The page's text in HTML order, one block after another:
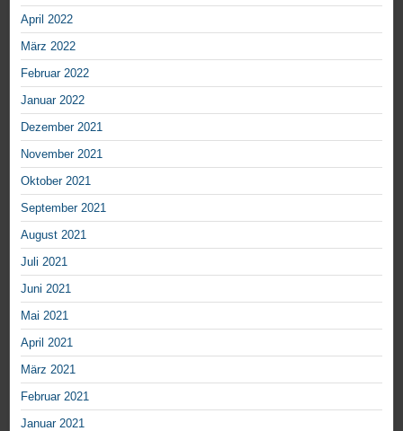
April 2022
März 2022
Februar 2022
Januar 2022
Dezember 2021
November 2021
Oktober 2021
September 2021
August 2021
Juli 2021
Juni 2021
Mai 2021
April 2021
März 2021
Februar 2021
Januar 2021